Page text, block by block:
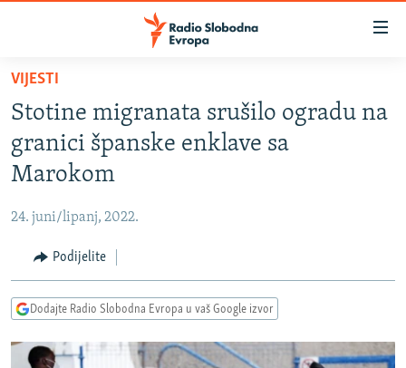
Pređite
glavni
sadržaj
Pređite
na
glavnu
navigaciju
Pređite
na
pretragu
BOSNA I HERCEGOVINA
SRBIJA
CRNA GORA
VIZUELNO
INFOGRAFIKE
RAT U UKRAJINI
KINA NA BALKANU
VIJESTI
Stotine migranata srušilo ogradu na
granici španske enklave sa
Marokom
24. juni/lipanj, 2022.
Podijelite
Dodajte Radio Slobodna Evropa u vaš Google izvor